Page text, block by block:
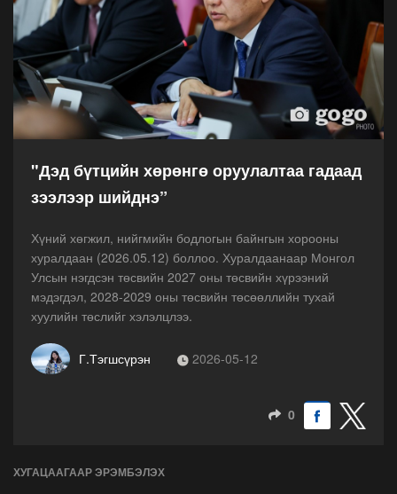
"Дэд бүтцийн хөрөнгө оруулалтаа гадаад
зээлээр шийднэ”
Хүний хөгжил, нийгмийн бодлогын байнгын хорооны
хуралдаан (2026.05.12) боллоо. Хуралдаанаар Монгол
Улсын нэгдсэн төсвийн 2027 оны төсвийн хүрээний
мэдэгдэл, 2028-2029 оны төсвийн төсөөллийн тухай
хуулийн төслийг хэлэлцлээ.
Г.Тэгшсүрэн 2026-05-12
0
ХУГАЦААГААР ЭРЭМБЭЛЭХ